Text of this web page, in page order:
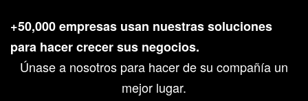
+50,000 empresas usan nuestras soluciones
para hacer crecer sus negocios.
Únase a nosotros para hacer de su compañía un
mejor lugar.